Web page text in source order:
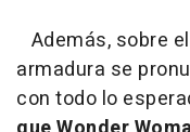
Además, sobre
armadura se
con todo lo